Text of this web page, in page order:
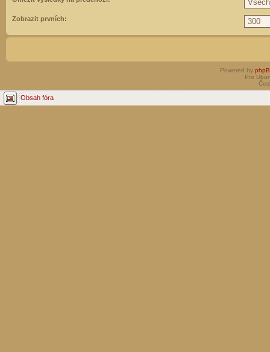
Zobrazit prvních:
Powered by
Pro
Obsah fóra